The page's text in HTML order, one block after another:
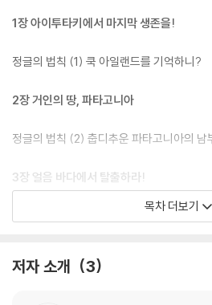
1장 아이투타키에서 마지막 생존을!
정글의 법칙 (1) 쿡 아일랜드를 기억하니?
2장 거인의 땅, 파타고니아
정글의 법칙 (2) 춥디추운 파타고니아의 남
3장 얼음 바다에서 탈출하라!
정글의 법칙 (3) 황량한 파타고니아의 중부,
목차 더보기
저자 소개 3